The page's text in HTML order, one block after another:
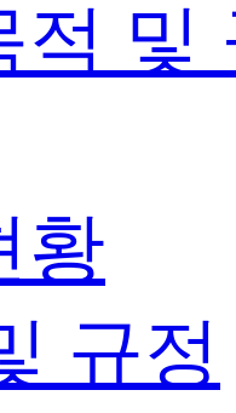
적 및
황
규정